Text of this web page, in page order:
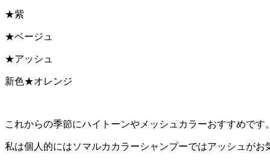
★紫
★ベージュ
★アッシュ
新色★オレンジ
これからの季節にハイトーンやメッシュカラーおすすめです。
私は個人的にはソマルカカラーシャンプーではアッシュがお